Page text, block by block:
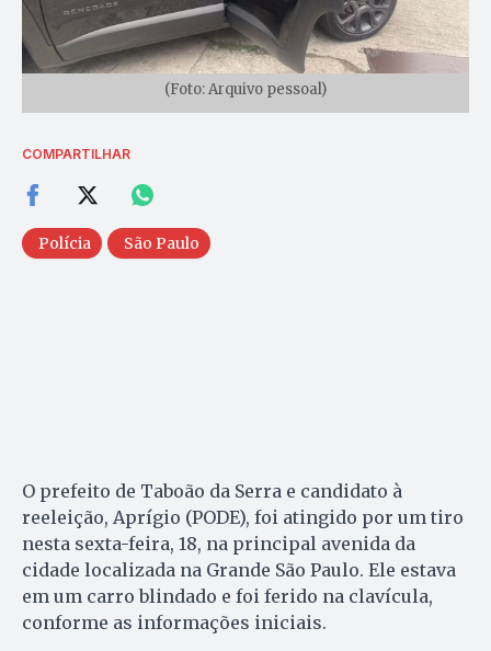
(Foto: Arquivo pessoal)
COMPARTILHAR
Polícia São Paulo
O prefeito de Taboão da Serra e candidato à
reeleição, Aprígio (PODE), foi atingido por um tiro
nesta sexta-feira, 18, na principal avenida da
cidade localizada na Grande São Paulo. Ele estava
em um carro blindado e foi ferido na clavícula,
conforme as informações iniciais.